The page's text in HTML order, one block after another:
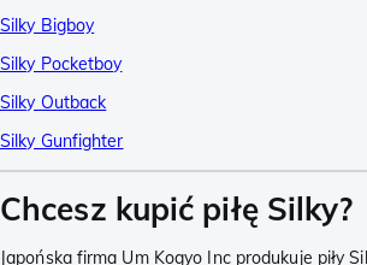
Silky Bigboy
Silky Pocketboy
Silky Outback
Silky Gunfighter
Chcesz kupić piłę Silky?
Japońska firma Um Kogyo Inc produkuje piły